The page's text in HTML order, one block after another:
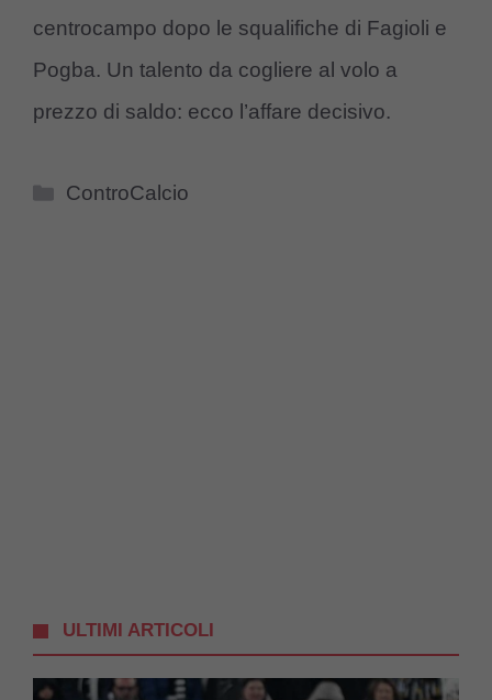
centrocampo dopo le squalifiche di Fagioli e
Pogba. Un talento da cogliere al volo a
prezzo di saldo: ecco l’affare decisivo.
Categorie
ControCalcio
ULTIMI ARTICOLI